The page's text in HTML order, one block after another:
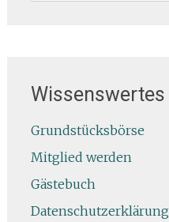
Wissenswertes
Grundstücksbörse
Mitglied werden
Gästebuch
Datenschutzerklärung